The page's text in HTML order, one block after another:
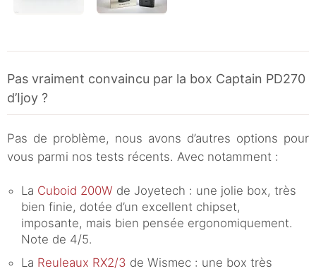
Pas vraiment convaincu par la box Captain PD270
d’Ijoy ?
Pas de problème, nous avons d’autres options pour
vous parmi nos tests récents. Avec notamment :
La Cuboid 200W de Joyetech : une jolie box, très
bien finie, dotée d’un excellent chipset,
imposante, mais bien pensée ergonomiquement.
Note de 4/5.
La Reuleaux RX2/3 de Wismec : une box très